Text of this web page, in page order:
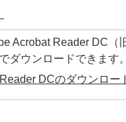
Acrobat Reader DC（
ダウンロードできます。
DCのダウンロー